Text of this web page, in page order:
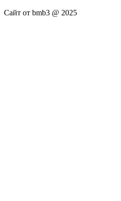
Сайт от bmb3 @ 2025